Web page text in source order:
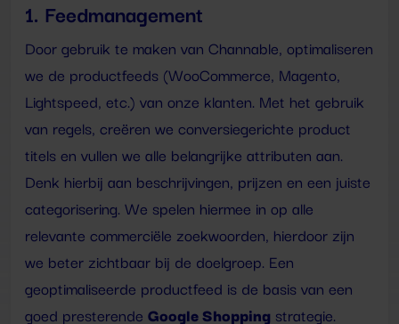
1. Feedmanagement
Door gebruik te maken van Channable, optimaliseren
we de productfeeds (WooCommerce, Magento,
Lightspeed, etc.) van onze klanten. Met het gebruik
van regels, creëren we conversiegerichte product
titels en vullen we alle belangrijke attributen aan.
Denk hierbij aan beschrijvingen, prijzen en een juiste
categorisering. We spelen hiermee in op alle
relevante commerciële zoekwoorden, hierdoor zijn
we beter zichtbaar bij de doelgroep. Een
geoptimaliseerde productfeed is de basis van een
goed presterende Google Shopping strategie.